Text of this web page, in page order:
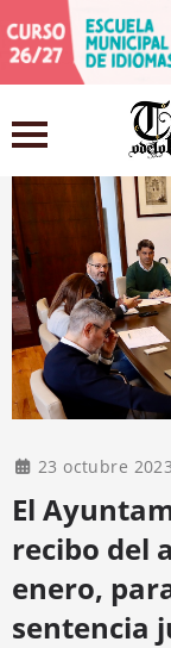
23 octubre 2023
El
recibo del
enero,
sentencia